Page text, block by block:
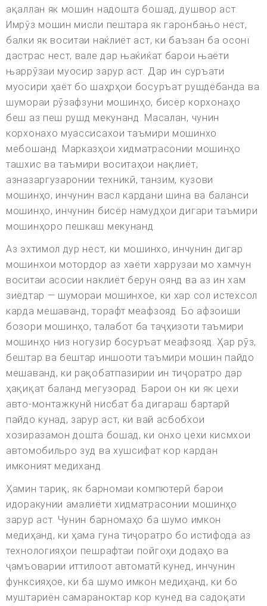
ақаллан як мошин надошта бошад, душвор аст.
Имрўз мошин мисли пештара як гаронбањо нест,
балки як воситаи наќлиёт аст, ки баъзан ба осонї
дастрас нест, вале дар њаќиќат барои њаёти
њаррўзаи муосир зарур аст. Дар ин суръати
муосири ҳаёт бо шаҳрҳои босуръат рушдёбанда ва
шумораи рӯзафзуни мошинҳо, бисёр корхонаҳо
беш аз пеш рушд мекунанд. Масалан, чунин
корхонахо муассисахои таъмири мошинхо
мебошанд. Марказҳои хидматрасонии мошинҳо
ташхис ва таъмири воситаҳои нақлиёт,
азназаргузаронии техникӣ, танзим, кузови
мошинҳо, инчунин васл кардани шина ва баланси
мошинҳо, инчунин бисёр намудҳои дигари таъмири
мошинҳоро пешкаш мекунанд.
Аз эхтимол дур нест, ки мошинхо, инчунин дигар
мошинхои мотордор аз хаёти харрузаи мо хамчун
воситаи асосии наклиёт берун оянд ва аз ин хам
зиёдтар — шумораи мошинхое, ки хар сол истехсол
карда мешаванд, торафт меафзояд. Бо афзоиши
бозори мошинҳо, талабот ба таҷҳизоти таъмири
мошинҳо низ ногузир босуръат меафзояд. Ҳар рӯз,
бештар ва бештар иншооти таъмири мошин пайдо
мешаванд, ки рақобатпазирии ин тиҷоратро дар
ҳақиқат баланд мегузорад. Барои он ки як цехи
авто-монтажкунй нисбат ба дигараш бартарй
пайдо кунад, зарур аст, ки вай асбобхои
хозиразамон дошта бошад, ки онхо цехи кисмхои
автомобильро зуд ва хушсифат кор кардан
имконият медиханд.
Ҳамин тариқ, як барномаи компютерӣ барои
идоракунии амалиёти хидматрасонии мошинҳо
зарур аст. Чунин барномаҳо ба шумо имкон
медиҳанд, ки ҳама гуна тиҷоратро бо истифода аз
технологияҳои пешрафтаи пойгоҳи додаҳо ва
ҷамъоварии иттилоот автоматӣ кунед, инчунин
функсияҳое, ки ба шумо имкон медиҳанд, ки бо
муштариён самараноктар кор кунед ва садоқати